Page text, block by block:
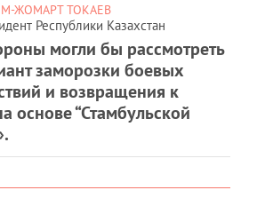
ЖОМАРТ ТОКАЕВ
Республики Казахстан
могли бы рассмотреть
заморозки боевых
и возвращения к
основе “Стамбульской